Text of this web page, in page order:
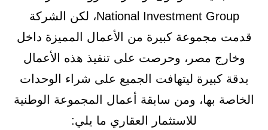
National Investment Group، لكن الشركة
قدمت مجموعة كبيرة من الأعمال المميزة داخل
وخارج مصر، وحرصت على تنفيذ هذه الأعمال
بدقة كبيرة ليتهافت الجميع على شراء الوحدات
الخاصة بها، ومن سابقة أعمال المجموعة الوطنية
للاستثمار العقاري ما يلي: